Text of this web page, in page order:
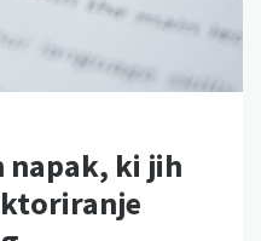
napak, ki jih